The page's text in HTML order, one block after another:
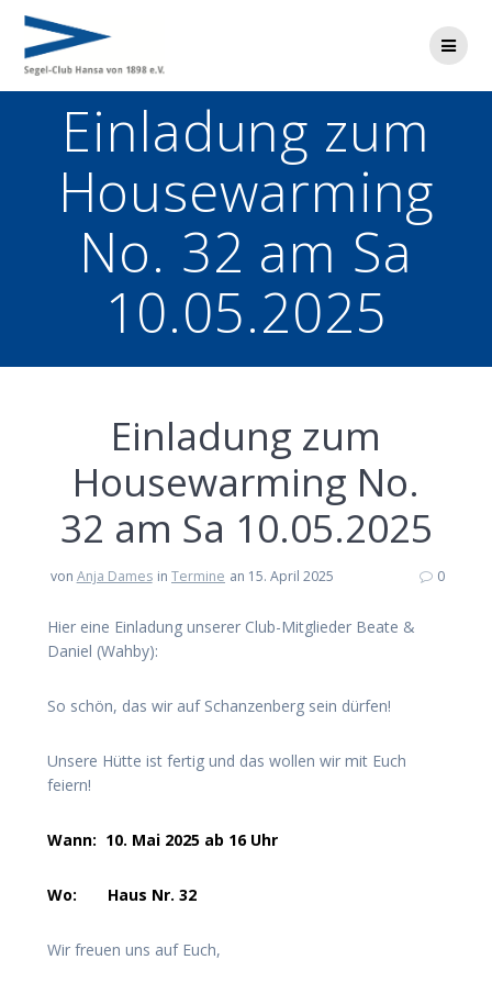
Einladung zum
Housewarming
No. 32 am Sa
10.05.2025
Einladung zum
Housewarming No.
32 am Sa 10.05.2025
von Anja Dames in Termine an 15. April 2025 0
Hier eine Einladung unserer Club-Mitglieder Beate &
Daniel (Wahby):
So schön, das wir auf Schanzenberg sein dürfen!
Unsere Hütte ist fertig und das wollen wir mit Euch
feiern!
Wann: 10. Mai 2025 ab 16 Uhr
Wo: Haus Nr. 32
Wir freuen uns auf Euch,